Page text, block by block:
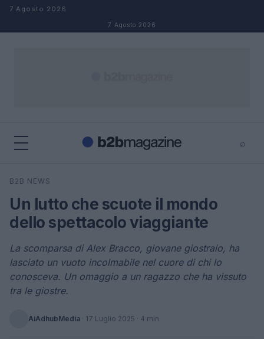
Salta al contenuto
7 Agosto 2026
7 Agosto 2026
⌕
Cerca
B2B NEWS
Un lutto che scuote il mondo
dello spettacolo viaggiante
La scomparsa di Alex Bracco, giovane giostraio, ha
lasciato un vuoto incolmabile nel cuore di chi lo
conosceva. Un omaggio a un ragazzo che ha vissuto
tra le giostre.
AiAdhubMedia · 17 Luglio 2025 · 4 min